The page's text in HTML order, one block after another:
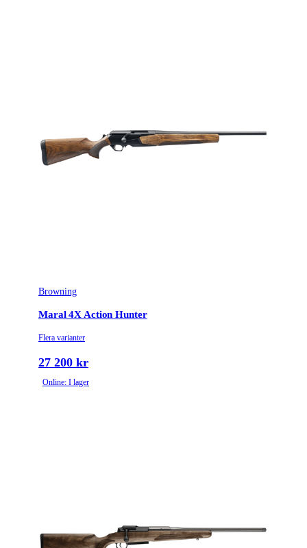
Browning
Maral 4X Action Hunter
Flera varianter
27 200 kr
Online: I lager